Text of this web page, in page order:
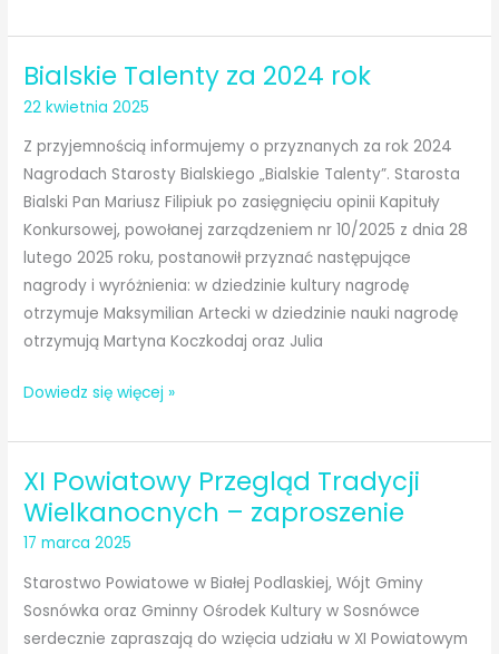
Powiatu
Bialskiego
im.
I.
Kraszewskiego
Bialskie Talenty za 2024 rok
22 kwietnia 2025
Z przyjemnością informujemy o przyznanych za rok 2024
Nagrodach Starosty Bialskiego „Bialskie Talenty”. Starosta
Bialski Pan Mariusz Filipiuk po zasięgnięciu opinii Kapituły
Konkursowej, powołanej zarządzeniem nr 10/2025 z dnia 28
lutego 2025 roku, postanowił przyznać następujące
nagrody i wyróżnienia: w dziedzinie kultury nagrodę
otrzymuje Maksymilian Artecki w dziedzinie nauki nagrodę
otrzymują Martyna Koczkodaj oraz Julia
Bialskie
za
2024
rok
Dowiedz się więcej »
XI Powiatowy Przegląd Tradycji
Wielkanocnych – zaproszenie
17 marca 2025
Starostwo Powiatowe w Białej Podlaskiej, Wójt Gminy
Sosnówka oraz Gminny Ośrodek Kultury w Sosnówce
serdecznie zapraszają do wzięcia udziału w XI Powiatowym